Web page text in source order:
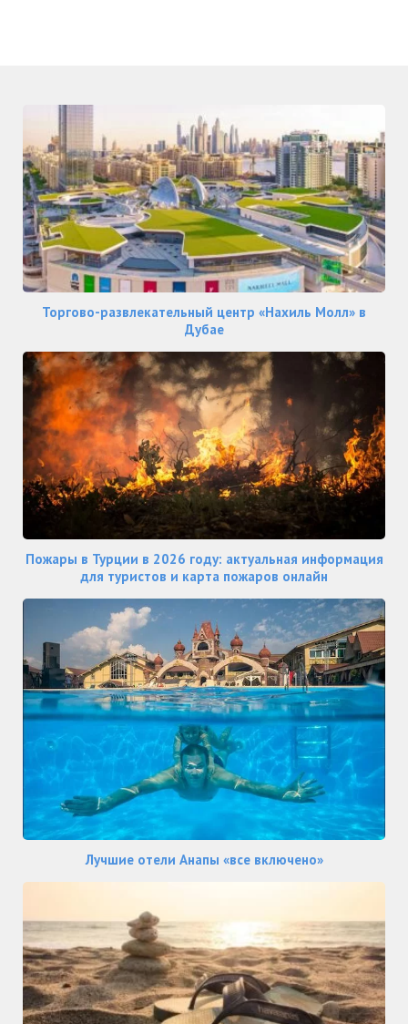
Торгово-развлекательный центр «Нахиль Молл» в
Дубае
Пожары в Турции в 2026 году: актуальная информация
для туристов и карта пожаров онлайн
Лучшие отели Анапы «все включено»